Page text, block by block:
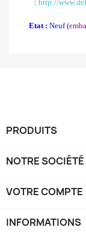
: http://
Etat : Neuf (
PRODUITS
NOTRE SOCIÉTÉ
VOTRE COMPTE
INFORMATIONS